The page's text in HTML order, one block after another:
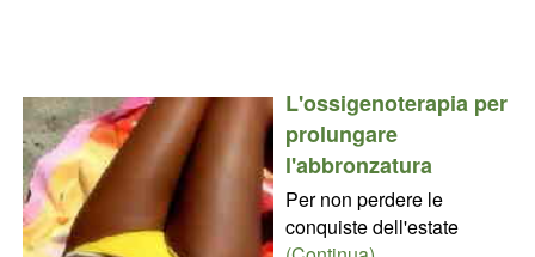
L'ossigenoterapia per
prolungare
l'abbronzatura
Per non perdere le
conquiste dell'estate